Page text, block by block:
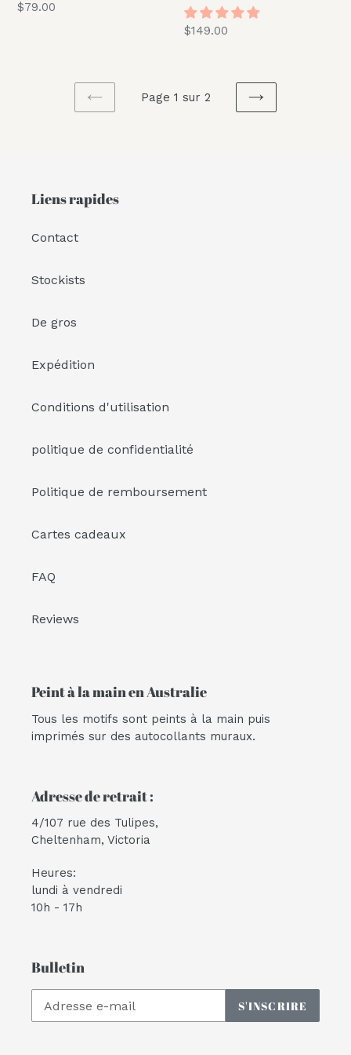
Prix
$79.00
Prix
$149.00
PAGE
Page 1 sur 2
PAGE
Liens rapides
Contact
Stockists
De gros
Expédition
Conditions d'utilisation
politique de confidentialité
Politique de remboursement
Cartes cadeaux
FAQ
Reviews
Peint à la main en Australie
Tous les motifs sont peints à la main puis
imprimés sur des autocollants muraux.
Adresse de retrait :
4/107 rue des Tulipes,
Cheltenham, Victoria
Heures:
lundi à vendredi
10h - 17h
Bulletin
S'INSCRIRE